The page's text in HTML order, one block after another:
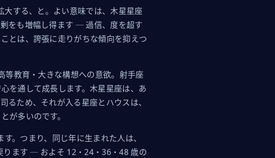
する、と。よい意味では、木星星座
をも増幅し得ます ─ 過信、度を超す
とは、誇張に走りがちな傾向を抑えつ
教育・大きな構想への意欲。射手座
を通して成長します。木星星座は、あ
るため、それが入る星座とハウスは、
が多いのです。
。つまり、同じ年に生まれた人は、
ります ─ およそ 12・24・36・48 歳の